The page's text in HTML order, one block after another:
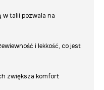
w talii pozwala na
i lekkość, co jest
zwiększa komfort